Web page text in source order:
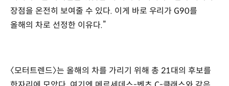
장점을 온전히 보여줄 수 있다. 이게 바로 우리가 G90를
올해의 차로 선정한 이유다.”
〈모터트렌드〉는 올해의 차를 가리기 위해 총 21대의 후보를